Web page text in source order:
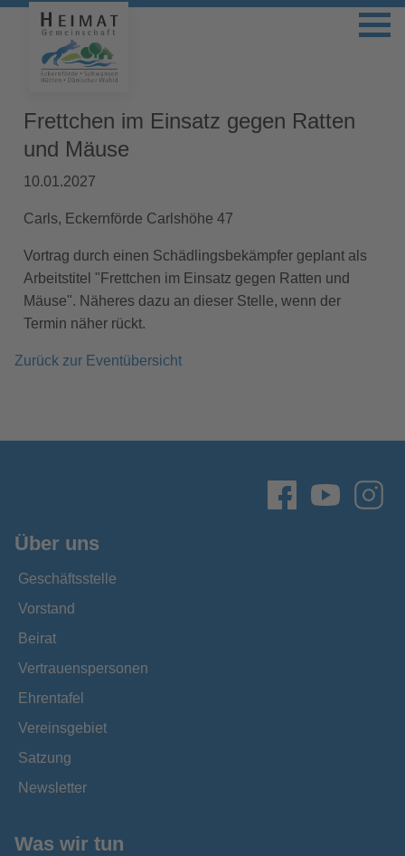
Frettchen im Einsatz gegen Ratten
und Mäuse
10.01.2027
Carls, Eckernförde Carlshöhe 47
Vortrag durch einen Schädlingsbekämpfer geplant als
Arbeitstitel "Frettchen im Einsatz gegen Ratten und
Mäuse". Näheres dazu an dieser Stelle, wenn der
Termin näher rückt.
Zurück zur Eventübersicht
Über uns
Geschäftsstelle
Vorstand
Beirat
Vertrauenspersonen
Ehrentafel
Vereinsgebiet
Satzung
Newsletter
Was wir tun